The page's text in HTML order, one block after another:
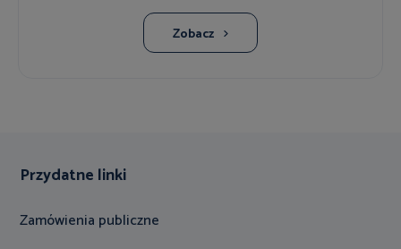
Zobacz
Przydatne linki
Zamówienia publiczne